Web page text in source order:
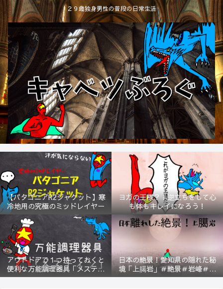
２９歳独身男性の普段の日常生活
【パタゴニアR2ジャケット】寒
冷地用の究極のミッドレイヤー
ヨガの王様？！逆立ちをして心
も体もキレイになろう！
アウトドアで１つ持っておくと
便利な万能調理器具「メスティ
ン」＃登山＃BBQ
日本の絶景！愛知県の隠れた秘
境「上臈岩」＃絶景＃岩峰＃新
城＃スリル＃宇連山